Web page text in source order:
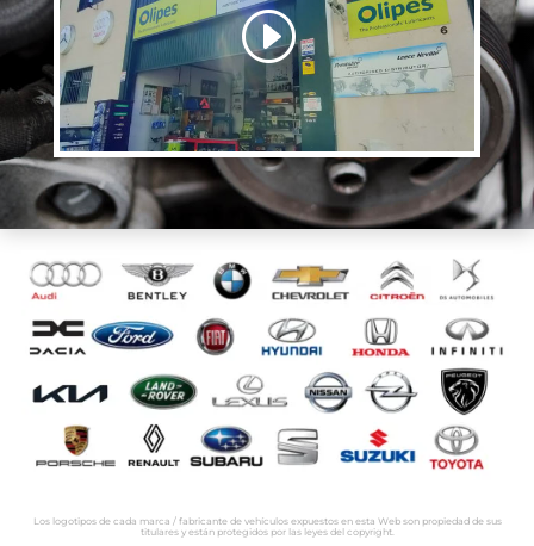
Los logotipos de cada marca / fabricante de vehículos expuestos en esta Web son propiedad de sus
titulares y están protegidos por las leyes del copyright.